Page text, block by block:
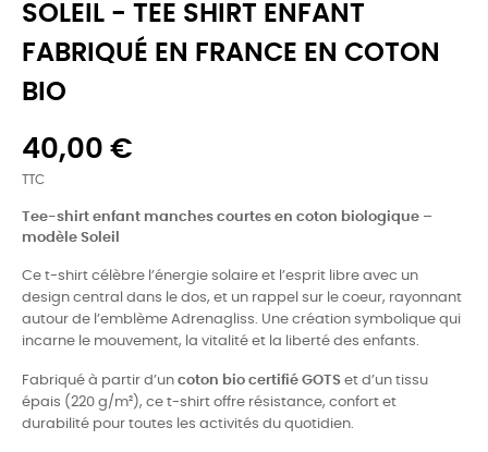
SOLEIL - TEE SHIRT ENFANT
FABRIQUÉ EN FRANCE EN COTON
BIO
40,00 €
TTC
Tee-shirt enfant manches courtes en coton biologique –
modèle Soleil
Ce t-shirt célèbre l’énergie solaire et l’esprit libre avec un
design central dans le dos, et un rappel sur le coeur, rayonnant
autour de l’emblème Adrenagliss. Une création symbolique qui
incarne le mouvement, la vitalité et la liberté des enfants.
Fabriqué à partir d’un coton bio certifié GOTS et d’un tissu
épais (220 g/m²), ce t-shirt offre résistance, confort et
durabilité pour toutes les activités du quotidien.